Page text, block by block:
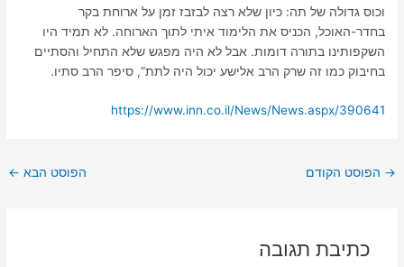
וכוס גדולה של תה: כיון שלא רצה לבזבז זמן על ארוחת בקר
בחדר-האוכל, הכניס את הלימוד איתי לתוך הארוחה. לא תמיד היו
השקפותינו בתורה דומות. אבל לא היה מפגש שלא התחיל והסתיים
בחיבוק כמו זה שרק הרב אלישע יכול היה לתת”, סיפר הרב סתיו.
https://www.inn.co.il/News/News.aspx/390641
→ הפוסט הקודם הפוסט הבא ←
כתיבת תגובה